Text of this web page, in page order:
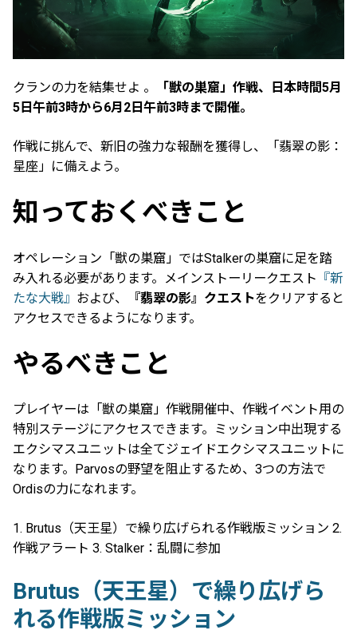
クランの力を結集せよ 。
「獣の巣窟」作戦、日本時間5月
5日午前3時から6月2日午前3時まで開催。
作戦に挑んで、新旧の強力な報酬を獲得し、「翡翠の影：
星座」に備えよう。
知っておくべきこと
オペレーション「獣の巣窟」ではStalkerの巣窟に足を踏
み入れる必要があります。メインストーリークエスト 『新
たな大戦』 および、 『翡翠の影』クエストをクリアすると
アクセスできるようになります。
やるべきこと
プレイヤーは「獣の巣窟」作戦開催中、作戦イベント用の
特別ステージにアクセスできます。ミッション中出現する
エクシマスユニットは全てジェイドエクシマスユニットに
なります。Parvosの野望を阻止するため、3つの方法で
Ordisの力になれます。
1. Brutus（天王星）で繰り広げられる作戦版ミッション 2.
作戦アラート 3. Stalker：乱闘に参加
Brutus（天王星）で繰り広げら
れる作戦版ミッション